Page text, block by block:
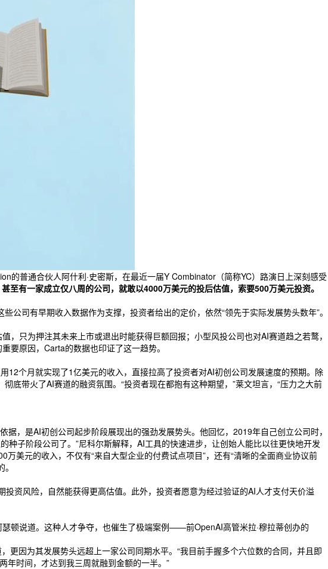
的普通合伙人阿什利·史密斯，在最近一届Y Combinator（简称YC）路演日上深刻感受
至有一家成立仅八周的公司，就敢以4000万美元的投后估值，索要500万美元投资。
司有早期收入数据作为支撑，投资者给出的定价，依然“领先于实际发展势头数年”。
只为押注其未来上市或退出时能获得巨额回报；小型风投公司也对AI赛道趋之若鹜，
要原因，Carta的数据也印证了这一趋势。
个月就实现了1亿美元的收入，直接拉高了投资者对AI初创公司发展速度的预期。除
带火了AI赛道的融资氛围。“投资者现在都抱有这种期望，”莱文坦言，“压力之大前
，是AI初创公司起步阶段展现出的强劲发展势头。他回忆，2019年自己创立公司时，
子阶段公司了。”尼科尔斯解释，AI工具的快速进步，让创始人能比以往更快地开发
美元的收入，不仅有“来自大型企业的付费试点项目”，还有“清晰的全面商业协议前
资风险，自然能获得更高估值。此外，投资者愿意为经过验证的AI人才支付天价溢
顿说道。这种人才争夺，也催生了极端案例——前OpenAI高管米拉·穆拉蒂创办的
因为其发展势头远超上一家公司同期水平。“我目前手握多个六位数的合同，并且即
年时间，才达到我三周就融到金额的一半。”